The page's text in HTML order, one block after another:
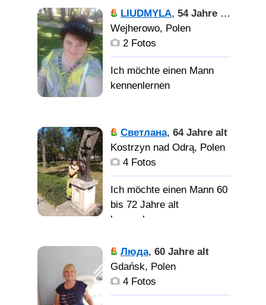
друга. Спасибо за
совместные
путешествия. Я вижу, как
взаимностью.
жизнерадостным
мужчиной для создания
семьи.
Шукаю
чоловіка для реальних
зустрічей.
LIUDMYLA, 54 Jahre alt
Wejherowo, Polen
2 Fotos
врівноважена, без
вредних привичок,
проживаю з дитиною 10
вірного, чемного,
мужчину
Светлана, 64 Jahre alt
Kostrzyn nad Odrą, Polen
4 Fotos
Ich möchte einen Mann 60
bis 72 Jahre alt
kennenlernen
Честного порядочного,
важна не страна, а
Люда, 60 Jahre alt
Gdańsk, Polen
4 Fotos